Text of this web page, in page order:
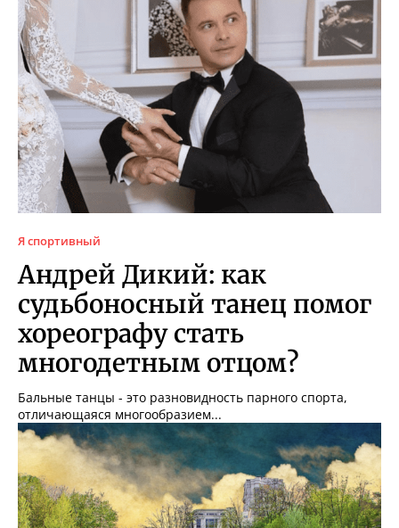
Я спортивный
Андрей Дикий: как
судьбоносный танец помог
хореографу стать
многодетным отцом?
Бальные танцы - это разновидность парного спорта,
отличающаяся многообразием...